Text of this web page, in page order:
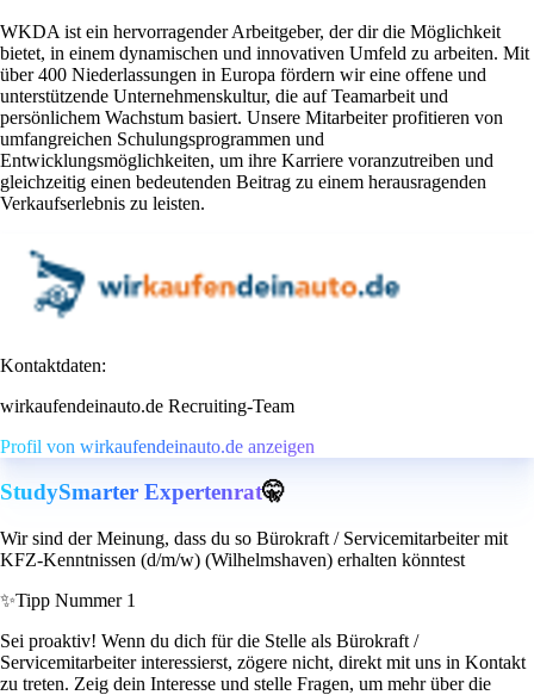
WKDA ist ein hervorragender Arbeitgeber, der dir die Möglichkeit
bietet, in einem dynamischen und innovativen Umfeld zu arbeiten. Mit
über 400 Niederlassungen in Europa fördern wir eine offene und
unterstützende Unternehmenskultur, die auf Teamarbeit und
persönlichem Wachstum basiert. Unsere Mitarbeiter profitieren von
umfangreichen Schulungsprogrammen und
Entwicklungsmöglichkeiten, um ihre Karriere voranzutreiben und
gleichzeitig einen bedeutenden Beitrag zu einem herausragenden
Verkaufserlebnis zu leisten.
Kontaktdaten:
wirkaufendeinauto.de Recruiting-Team
Profil von wirkaufendeinauto.de anzeigen
StudySmarter Expertenrat🤫
Wir sind der Meinung, dass du so Bürokraft / Servicemitarbeiter mit
KFZ-Kenntnissen (d/m/w) (Wilhelmshaven) erhalten könntest
✨Tipp Nummer 1
Sei proaktiv! Wenn du dich für die Stelle als Bürokraft /
Servicemitarbeiter interessierst, zögere nicht, direkt mit uns in Kontakt
zu treten. Zeig dein Interesse und stelle Fragen, um mehr über die